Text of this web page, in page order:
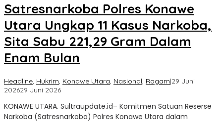
Satresnarkoba Polres Konawe
Utara Ungkap 11 Kasus Narkoba,
Sita Sabu 221,29 Gram Dalam
Enam Bulan
Headline, Hukrim, Konawe Utara, Nasional, Ragam|29 Juni
202629 Juni 2026oleh
Update
KONAWE UTARA. Sultraupdate.id– Komitmen Satuan Reserse
Narkoba (Satresnarkoba) Polres Konawe Utara dalam